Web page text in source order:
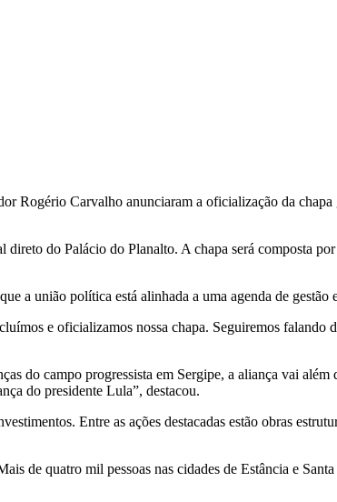
Rogério Carvalho anunciaram a oficialização da
do Palácio do Planalto. A chapa será composta
a união política está alinhada a uma agenda de gestão
e oficializamos nossa chapa. Seguiremos falando
do campo progressista em Sergipe, a aliança vai
do presidente Lula”, destacou.
Entre as ações destacadas estão obras
de quatro mil pessoas nas cidades de Estância e